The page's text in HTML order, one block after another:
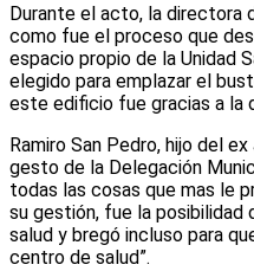
Durante el acto, la directora
como fue el proceso que
espacio propio de la Unidad
elegido para emplazar el
este edificio fue gracias a la
Ramiro San Pedro, hijo del
gesto de la Delegación
todas las cosas que mas le
su gestión, fue la posibilidad
salud y bregó incluso para
centro de salud”.